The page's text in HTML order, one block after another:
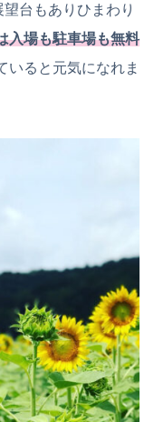
望台もありひまわり
入場も駐車場も無料
いると元気になれま